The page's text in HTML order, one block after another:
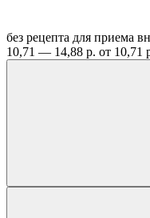
без рецепта для приема
10,71 — 14,88 р. от 10,71